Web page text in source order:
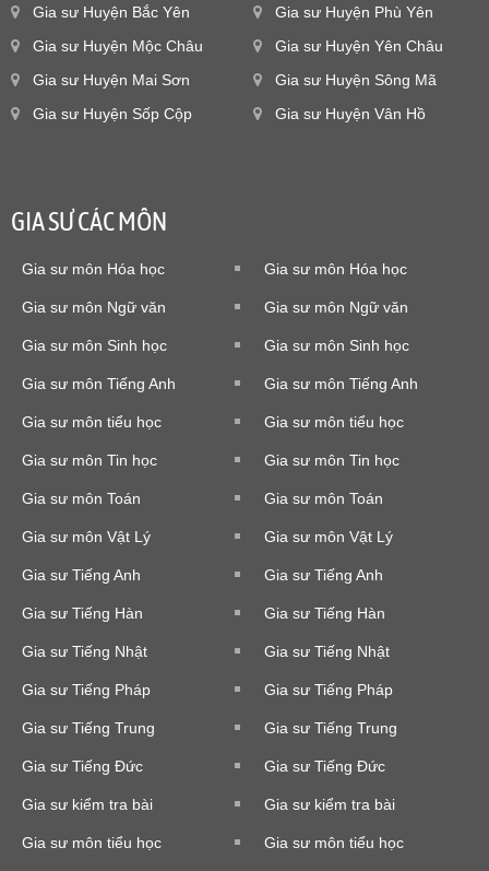
Gia sư Huyện Bắc Yên
Gia sư Huyện Phù Yên
Gia sư Huyện Mộc Châu
Gia sư Huyện Yên Châu
Gia sư Huyện Mai Sơn
Gia sư Huyện Sông Mã
Gia sư Huyện Sốp Cộp
Gia sư Huyện Vân Hồ
GIA SƯ CÁC MÔN
Gia sư môn Hóa học Gia sư môn Hóa học
Gia sư môn Ngữ văn Gia sư môn Ngữ văn
Gia sư môn Sinh học Gia sư môn Sinh học
Gia sư môn Tiếng Anh Gia sư môn Tiếng Anh
Gia sư môn tiểu học Gia sư môn tiểu học
Gia sư môn Tin học Gia sư môn Tin học
Gia sư môn Toán Gia sư môn Toán
Gia sư môn Vật Lý Gia sư môn Vật Lý
Gia sư Tiếng Anh Gia sư Tiếng Anh
Gia sư Tiếng Hàn Gia sư Tiếng Hàn
Gia sư Tiếng Nhật Gia sư Tiếng Nhật
Gia sư Tiếng Pháp Gia sư Tiếng Pháp
Gia sư Tiếng Trung Gia sư Tiếng Trung
Gia sư Tiếng Đức Gia sư Tiếng Đức
Gia sư kiểm tra bài Gia sư kiểm tra bài
Gia sư môn tiểu học Gia sư môn tiểu học